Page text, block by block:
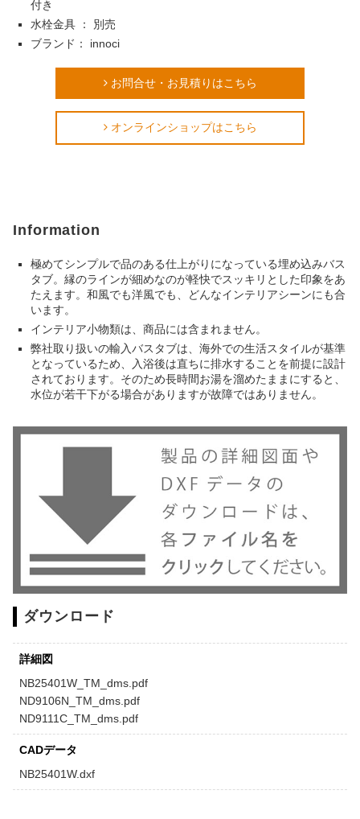
付き
水栓金具 ： 別売
ブランド： innoci
お問合せ・お見積りはこちら
オンラインショップはこちら
Information
極めてシンプルで品のある仕上がりになっている埋め込みバス
タブ。縁のラインが細めなのが軽快でスッキリとした印象をあ
たえます。和風でも洋風でも、どんなインテリアシーンにも合
います。
インテリア小物類は、商品には含まれません。
弊社取り扱いの輸入バスタブは、 海外での生活スタイルが基準
となっているため、
入浴後は直ちに排水することを前提に設計
されております。 そのため長時間お湯を溜めたままにすると、
水位が若干下がる場合がありますが故障ではありません。
ダウンロード
詳細図
NB25401W_TM_dms.pdf
ND9106N_TM_dms.pdf
ND9111C_TM_dms.pdf
CADデータ
NB25401W.dxf